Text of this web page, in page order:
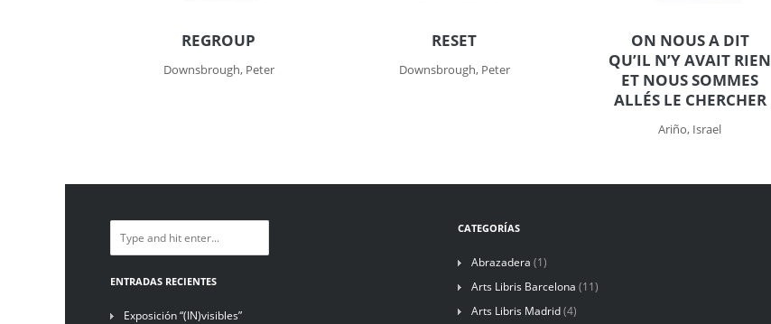
REGROUP
Downsbrough, Peter
RESET
Downsbrough, Peter
ON NOUS A DIT
QU’IL N’Y AVAIT RIEN
ET NOUS SOMMES
ALLÉS LE CHERCHER
Ariño, Israel
ENTRADAS RECIENTES
Exposición “(IN)visibles”
CATEGORÍAS
Abrazadera (1)
Arts Libris Barcelona (11)
Arts Libris Madrid(4)